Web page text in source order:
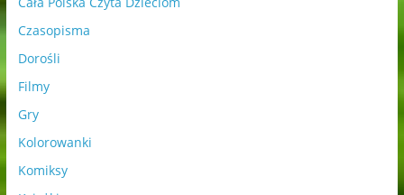
Czasopisma
Dorośli
Filmy
Gry
Kolorowanki
Komiksy